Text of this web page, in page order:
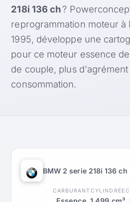
218i 136 ch?
reprogrammation moteur à
1995, développe une
pour ce moteur essence
de couple, plus
consommation.
BMW 2 serie 218i 136 ch
CARBURANT CYLINDRÉE